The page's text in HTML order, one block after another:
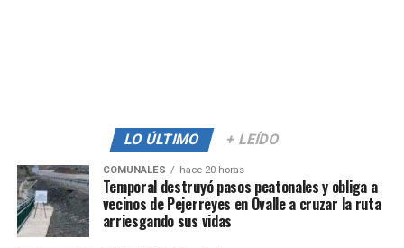
LO ÚLTIMO + LEÍDO
COMUNALES hace 20 horas
Temporal destruyó pasos peatonales y obliga a
vecinos de Pejerreyes en Ovalle a cruzar la ruta
arriesgando sus vidas